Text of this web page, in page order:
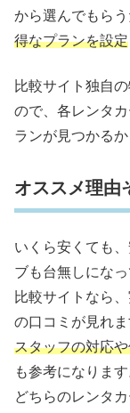
から選んでもら
得なプランを設定
比較サイト独自
ので、各レンタ
ランが見つかるか
オススメ理由
いくら安くても
ブも台無しにな
比較サイトなら
の口コミが見れま
スタッフの対応
も参考になります
どちらのレンタ